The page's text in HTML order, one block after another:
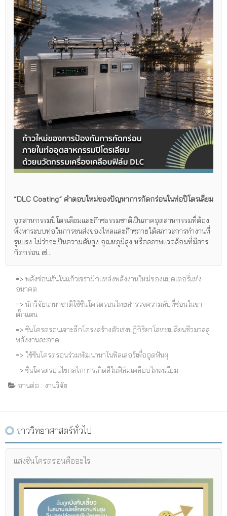
“DLC Coating” คำตอบใหม่ของปัญหาการกัดกร่อนในท่อปิโตรเลียม
.
อุตสาหกรรมปิโตรเลียมและก๊าซธรรมชาติเป็นภาคอุตสาหกรรมที่ต้อง
พึ่งพาระบบท่อในการขนส่งของไหลและก๊าซภายใต้สภาวะการทำงานที่
รุนแรง ไม่ว่าจะเป็นความดันสูง อุณหภูมิสูง หรือสภาพแวดล้อมที่มีสาร
กัดกร่อน เช่...
=> พลังซ่อนเร้นในแก้วเซรามิกแหล่งพลังงานใหม่ของแบตเตอรี่แห่ง
อนาคต
=> นักวิจัยนานาชาติใช้ซินโครตรอนไทยสำรวจความลับที่ซ่อนในขา
ตั๊กแตน
=> ซินโครตรอนเจาะลึกโครงสร้างตัวเร่งปฏิกิริยาโลหะเปลี่ยนชีวมวลสู่
พลังงานสะอาด
=> ใช้ซินโครตรอนร่วมพัฒนานาโนฟิลเลอร์เพื่ออุดฟันผุ
=> ซินโครตรอนไขกลไกการเกิดสีในฟิล์มเคลือบไทเทเนียม
อ่านต่อ : งานวิจัย
ข่าววิทยาศาสตร์ทั่วไป
แสงซินโครตรอนคืออะไร